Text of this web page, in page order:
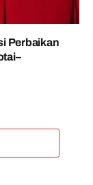
Perbaikan